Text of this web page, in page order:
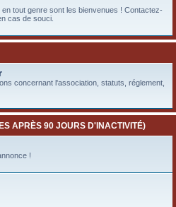
tout genre sont les bienvenues ! Contactez-
cas de souci.
concernant l'association, statuts, réglement,
APRÈS 90 JOURS D'INACTIVITÉ)
!